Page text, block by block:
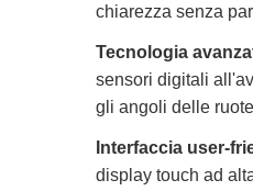
chiarezza senza
Tecnologia
sensori digitali
gli angoli delle
Interfaccia user-
display touch ad